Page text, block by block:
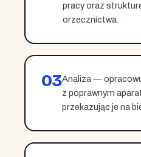
pracy oraz
orzecznictwa.
03Analiza —
z poprawnym
przekazując je na